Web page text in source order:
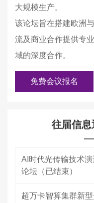
大规模生产。
该论坛旨在搭建欧洲
流及商业合作提供专
域的深度合作。
免费会议报名
往届信
AI时代光传输技术演
论坛（已结束）
超万卡智算集群新